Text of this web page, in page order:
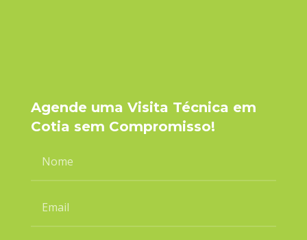
Agende uma Visita Técnica em
Cotia sem Compromisso!